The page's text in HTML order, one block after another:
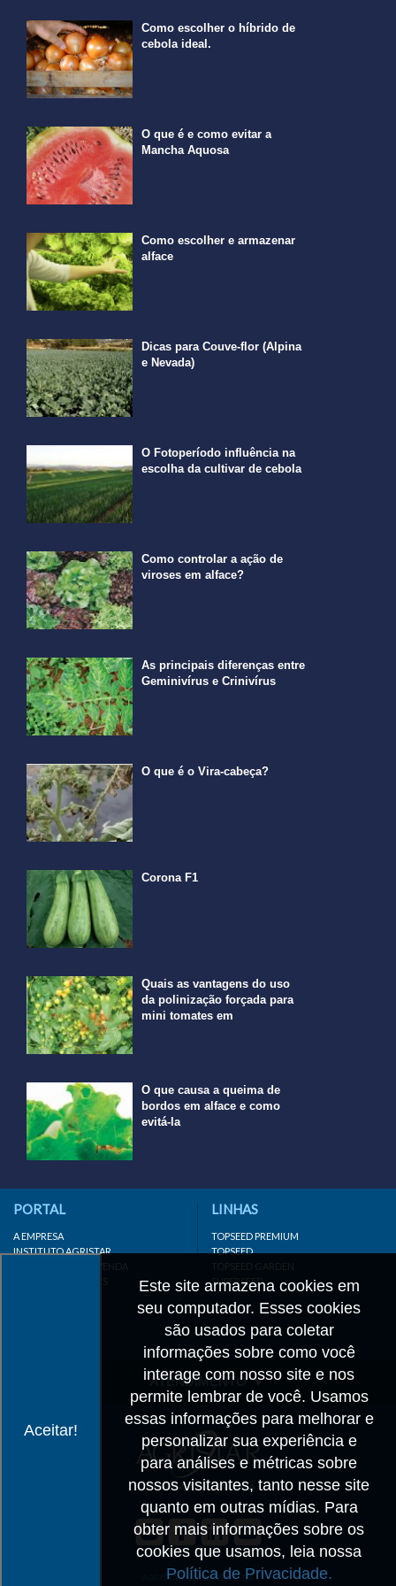
Como escolher o híbrido de
cebola ideal.
O que é e como evitar a
Mancha Aquosa
Como escolher e armazenar
alface
Dicas para Couve-flor (Alpina
e Nevada)
O Fotoperíodo influência na
escolha da cultivar de cebola
Como controlar a ação de
viroses em alface?
As principais diferenças entre
Geminivírus e Crinivírus
O que é o Vira-cabeça?
Corona F1
Quais as vantagens do uso
da polinização forçada para
mini tomates em
O que causa a queima de
bordos em alface e como
evitá-la
Aceitar!
Este site armazena cookies em
seu computador. Esses cookies
são usados para coletar
informações sobre como você
interage com nosso site e nos
permite lembrar de você. Usamos
essas informações para melhorar e
personalizar sua experiência e
para análises e métricas sobre
nossos visitantes, tanto nesse site
quanto em outras mídias. Para
obter mais informações sobre os
cookies que usamos, leia nossa
Política de Privacidade.
PORTAL
A EMPRESA
INSTITUTO AGRISTAR
DISTRIBUIDOR/REVENDA
LINKS IMPORTANTES
LINHAS
TOPSEED PREMIUM
TOPSEED
TOPSEED GARDEN
SUPERSEED
ATENDIMENTO
CADASTRO
TRABALHE CONOSCO
AGRISTAR DO BRASIL LTDA